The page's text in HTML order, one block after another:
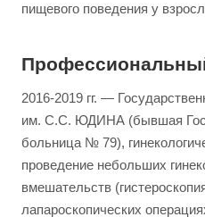
пищевого поведения у
2016-2019 гг. —
им. С.С. ЮДИНА (бывшая
больница № 79),
проведение небольших
вмешательств
лапароскопических